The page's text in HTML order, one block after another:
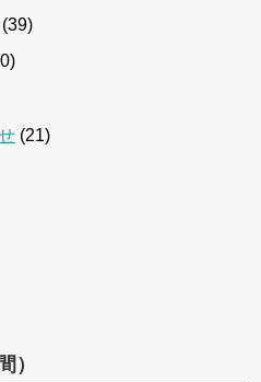
(39)
(21)
）